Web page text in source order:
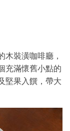
裝潢咖啡廳，
充滿懷舊小點的
堅果入饌，帶大